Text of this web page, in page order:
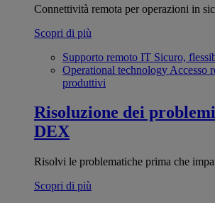
Connettività remota per operazioni in
Scopri di più
Supporto remoto IT Sicuro,
Operational technology Accesso
produttivi
Risoluzione dei problemi
DEX
Risolvi le problematiche prima che
Scopri di più